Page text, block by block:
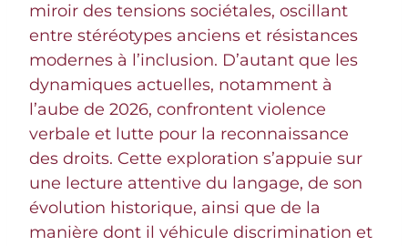
miroir des tensions sociétales, oscillant
entre stéréotypes anciens et résistances
modernes à l’inclusion. D’autant que les
dynamiques actuelles, notamment à
l’aube de 2026, confrontent violence
verbale et lutte pour la reconnaissance
des droits. Cette exploration s’appuie sur
une lecture attentive du langage, de son
évolution historique, ainsi que de la
manière dont il véhicule discrimination et